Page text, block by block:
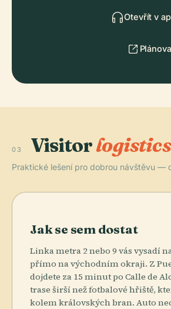
Otevřít v
03 Visitor
Praktické lešení pro dobrou návštěvu —
Jak se sem dostat
Linka metra 2 nebo 9 vás vysadí
přímo na východním okraji. Z
dojdete za 15 minut po Calle de
trase širší než fotbalové hřiště,
kolem královských bran. Auto